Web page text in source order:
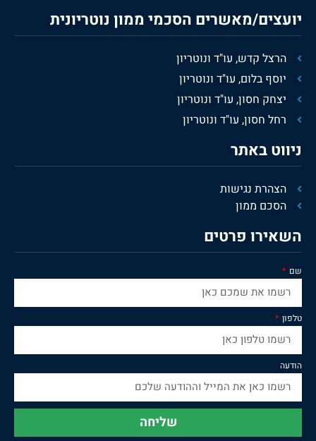
יועצים/מאשרים הסכמי ממון נוטריונית
הרצל קדש, עו"ד ונוטריון
יוסף בלום, עו"ד ונוטריון
יצחק חסון, עו"ד ונוטריון
רחל חסון, עו"ד ונוטריון
ניווט באתר
הצהרת נגישות
הסכם ממון
השאירו פרטים
שם
טלפון
הודעה
שליחה